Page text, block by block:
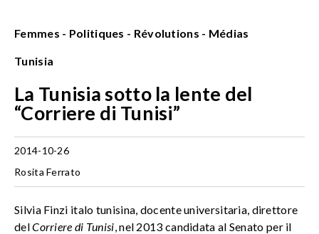
Femmes - Politiques - Révolutions - Médias
Tunisia
La Tunisia sotto la lente del
“Corriere di Tunisi”
2014-10-26
Rosita Ferrato
Silvia Finzi italo tunisina, docente universitaria, direttore
delCorriere di Tunisi, nel 2013 candidata al Senato per il